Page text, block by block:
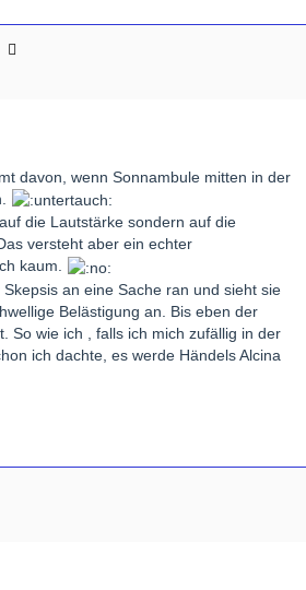
davon, wenn Sonnambule mitten in der
die Lautstärke sondern auf die
versteht aber ein echter
kaum.
an eine Sache ran und sieht sie
Belästigung an. Bis eben der
So wie ich , falls ich mich zufällig in der
ich dachte, es werde Händels Alcina